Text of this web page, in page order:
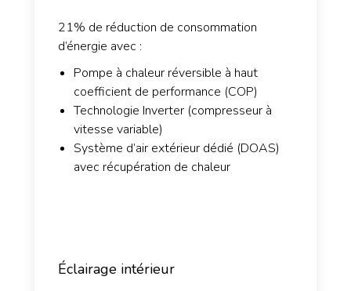
21% de réduction de consommation
d’énergie avec :
Pompe à chaleur réversible à haut
coefficient de performance (COP)
Technologie Inverter (compresseur à
vitesse variable)
Système d’air extérieur dédié (DOAS)
avec récupération de chaleur
Éclairage intérieur